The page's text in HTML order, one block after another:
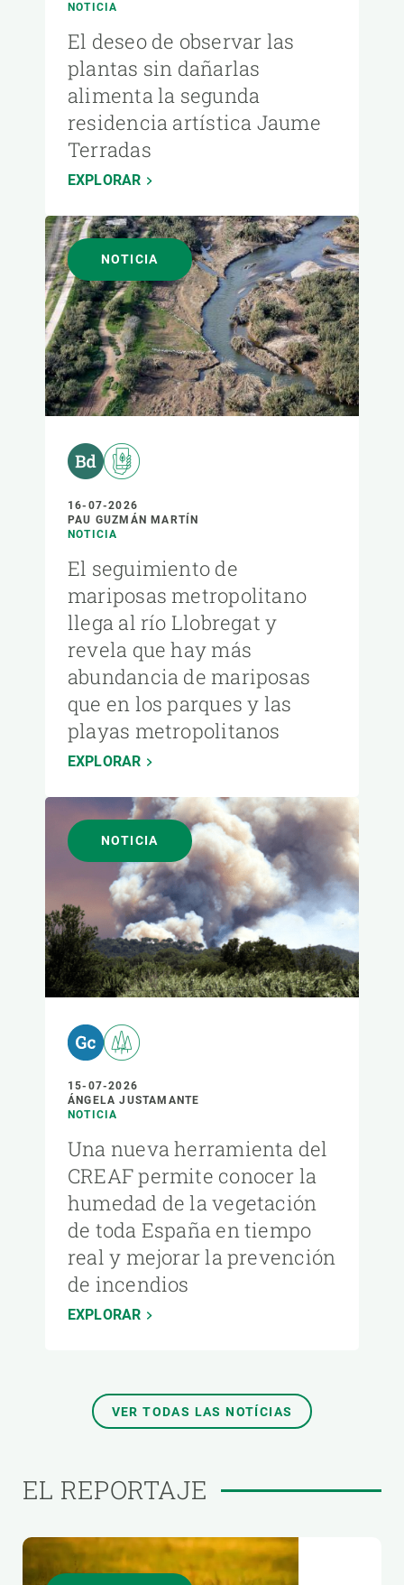
NOTICIA
El deseo de observar las
plantas sin dañarlas
alimenta la segunda
residencia artística Jaume
Terradas
EXPLORAR
NOTICIA
16-07-2026
PAU GUZMÁN MARTÍN
NOTICIA
El seguimiento de
mariposas metropolitano
llega al río Llobregat y
revela que hay más
abundancia de mariposas
que en los parques y las
playas metropolitanos
EXPLORAR
NOTICIA
15-07-2026
ÁNGELA JUSTAMANTE
NOTICIA
Una nueva herramienta del
CREAF permite conocer la
humedad de la vegetación
de toda España en tiempo
real y mejorar la prevención
de incendios
EXPLORAR
VER TODAS LAS NOTÍCIAS
EL REPORTAJE